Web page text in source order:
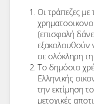
Οι τράπεζες με
(επισφαλή
εξακολουθούν
σε ολόκληρη
Το δημόσιο
Ελληνικής
την εκτίμηση
μετοχικές